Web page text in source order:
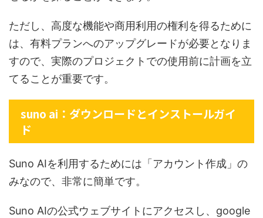
ただし、高度な機能や商用利用の権利を得るために
は、有料プランへのアップグレードが必要となりま
すので、実際のプロジェクトでの使用前に計画を立
てることが重要です。
suno ai：ダウンロードとインストールガイ
ド
Suno AIを利用するためには「アカウント作成」の
みなので、非常に簡単です。
Suno AIの公式ウェブサイトにアクセスし、google